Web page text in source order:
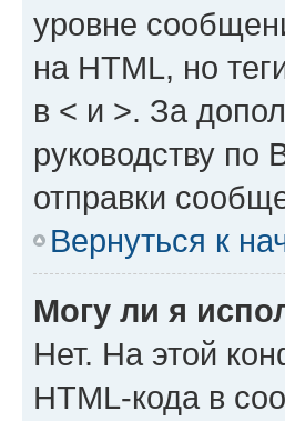
уровне
на HTML, но
в < и >. За
руководству по
отправки
Вернуться к
Могу ли я
Нет. На этой
HTML-кода в